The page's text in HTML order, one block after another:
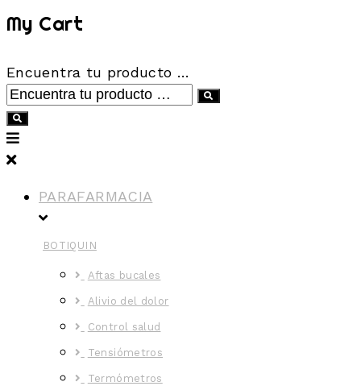
My Cart
Encuentra tu producto …
PARAFARMACIA
BOTIQUIN
Aftas bucales
Alivio del dolor
Control salud
Tensiómetros
Termómetros